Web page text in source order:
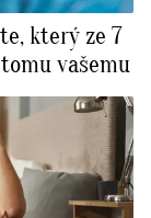
který ze 7
vašemu